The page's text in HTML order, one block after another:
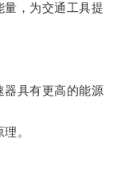
，为交通工具提
具有更高的能源
。